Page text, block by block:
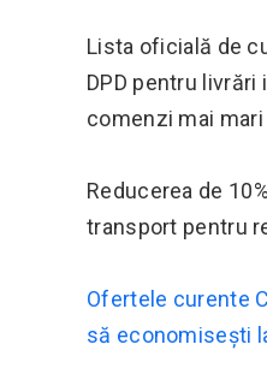
Lista oficială de
DPD pentru
comenzi mai mari
Reducerea de
transport pentru
Ofertele curente
să economisești